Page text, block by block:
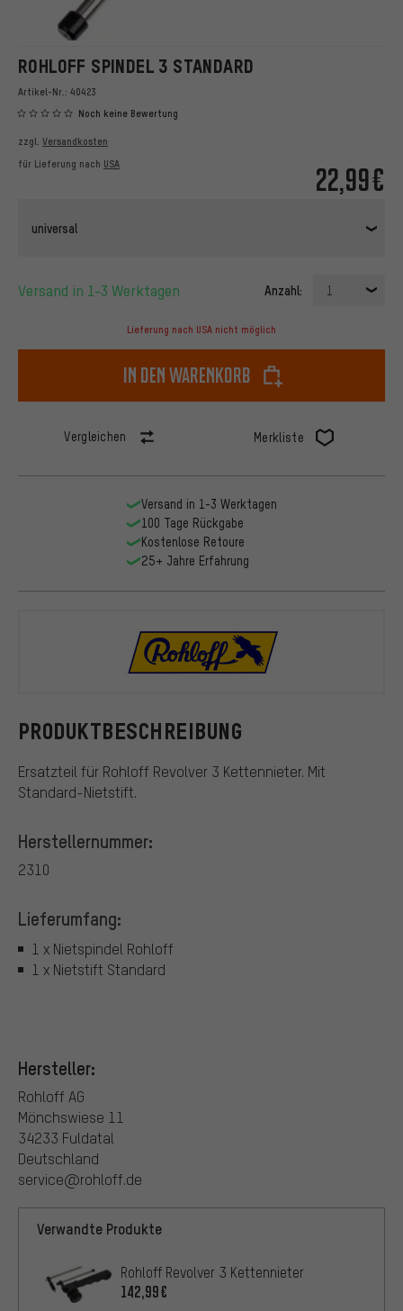
ROHLOFF SPINDEL 3 STANDARD
Artikel-Nr.: 40423
Noch keine Bewertung
22,99€
zzgl. Versandkosten
für Lieferung nach USA
universal
Versand in 1-3 Werktagen Anzahl: 1
Lieferung nach USA nicht möglich
In den Warenkorb
Vergleichen Merkliste
PRODUKTBESCHREIBUNG
Ersatzteil für Rohloff Revolver 3 Kettennieter. Mit
Standard-Nietstift.
Herstellernummer:
2310
Lieferumfang:
1 x Nietspindel Rohloff
1 x Nietstift Standard
Hersteller:
Rohloff AG
Mönchswiese 11
34233 Fuldatal
Deutschland
service@rohloff.de
Verwandte Produkte
Rohloff Revolver 3 Kettennieter
142,99€
Versand in 1-3 Werktagen
100 Tage Rückgabe
Kostenlose Retoure
25+ Jahre Erfahrung